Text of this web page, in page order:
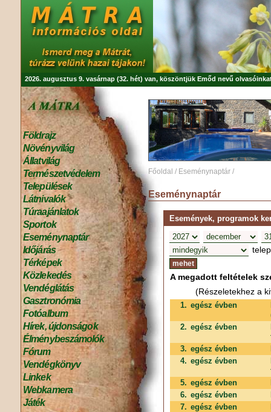
2026. augusztus 9. vasárnap (32. hét) van, köszöntjük Emőd nevű
Földrajz
Növényvilág
Állatvilág
Természetvédelem
Települések
Látnivalók
Túraajánlatok
Sportok
Eseménynaptár
Időjárás
Térképek
Közlekedés
Vendéglátás
Gasztronómia
Fotóalbum
Hírek, újdonságok
Élménybeszámolók
Fórum
Vendégkönyv
Linkek
Webkamera
Játék
Főoldal / Eseménynaptár /
Eseménynaptár
Események, programok
A megadott feltételek
(Részeletekhez a
1. egész évben
2. egész évben
3. egész évben
4. egész évben
5. egész évben
6. egész évben
7. egész évben